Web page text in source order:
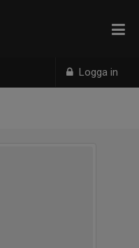
Logga in